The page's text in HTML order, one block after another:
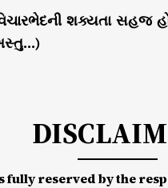
શક્યતા સહજ
fully reserved by the